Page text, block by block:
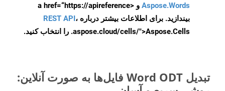
Aspose.Words
و <a href=“https://apireference
بیندازید. برای اطلاعات بیشتر درباره REST API،
.aspose.cloud/cells/">Aspose.Cells را انتخاب کنید.
تبدیل Word ODT فایل‌ها به صورت آنلاین: